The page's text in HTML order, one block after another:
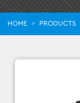
HOME > PRODUCTS